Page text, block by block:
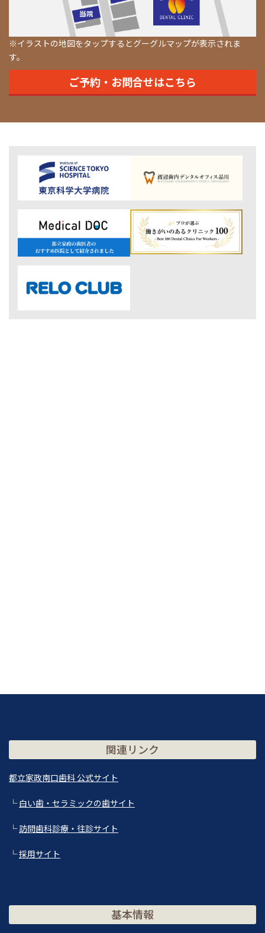
※イラストの地図をタップするとグーグルマップが表示されま
す。
ご予約・お問合せはこちら
関連リンク
都立家政南口歯科 公式サイト
└白い歯・セラミックの歯サイト
└訪問歯科診療・往診サイト
└採用サイト
基本情報